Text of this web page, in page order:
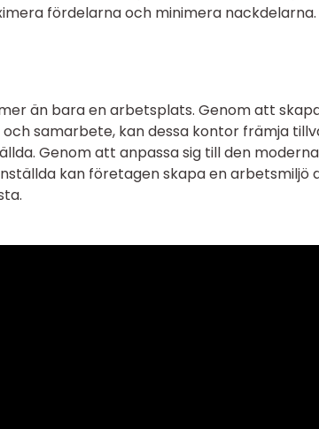
fördelarna och minimera nackdelarna.
än bara en arbetsplats. Genom att
samarbete, kan dessa kontor främja
Genom att anpassa sig till den moderna
kan företagen skapa en arbetsmiljö